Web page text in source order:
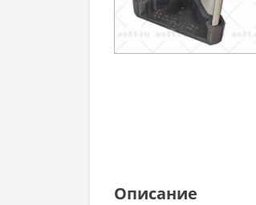
Описание